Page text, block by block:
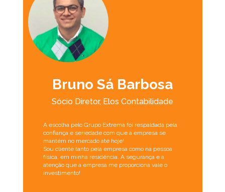
Bruno Sá Barbosa
Sócio Diretor, Elos Contabilidade
A escolha pelo Grupo Extrema foi respaldada pela
confiança e seriedade com que a empresa se
mantém no mercado até hoje!
Sou cliente tanto pela empresa como na pessoa
física, em minha residência. A segurança e a
atenção que a empresa me proporciona vale o
investimento!